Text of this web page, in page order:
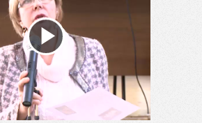
Воспроизвести
видео